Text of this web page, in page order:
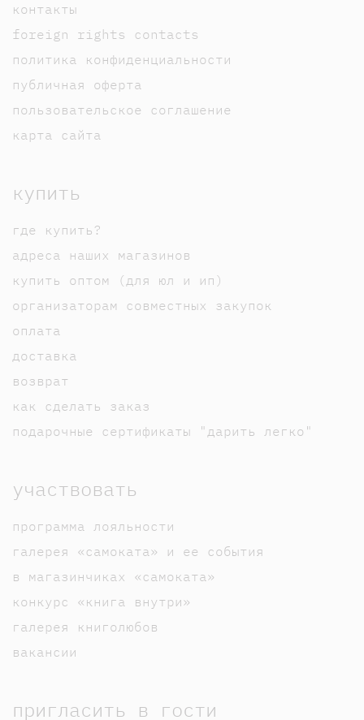
контакты
foreign rights contacts
политика конфиденциальности
публичная оферта
пользовательское соглашение
карта сайта
купить
где купить?
адреса наших магазинов
купить оптом (для юл и ип)
организаторам совместных закупок
оплата
доставка
возврат
как сделать заказ
подарочные сертификаты "дарить легко"
участвовать
программа лояльности
галерея «самоката» и ее события
в магазинчиках «самоката»
конкурс «книга внутри»
галерея книголюбов
вакансии
пригласить в гости